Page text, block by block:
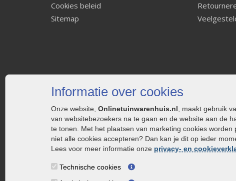
Informatie over cookies
Onze website, Onlinetuinwarenhuis.nl , maakt gebruik
van websitebezoekers na te gaan en de website aan de
te tonen. Met het plaatsen van marketing cookies
niet alle cookies accepteren? Dan kan je dit op ieder
Lees voor meer informatie onze privacy- en
Technische cookies
Cookies beleid
Sitemap